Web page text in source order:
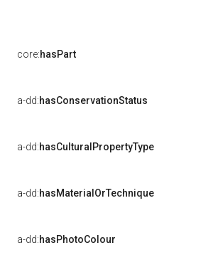
core:hasPart
a-dd:hasConservationStatus
a-dd:hasCulturalPropertyType
a-dd:hasMaterialOrTechnique
a-dd:hasPhotoColour